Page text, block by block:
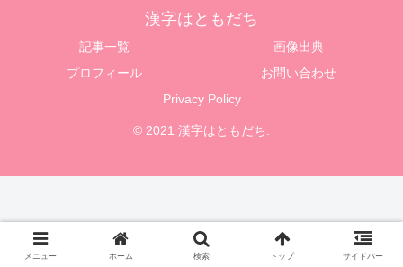
漢字はともだち
記事一覧
画像出典
プロフィール
お問い合わせ
Privacy Policy
© 2021 漢字はともだち.
メニュー ホーム 検索 トップ サイドバー